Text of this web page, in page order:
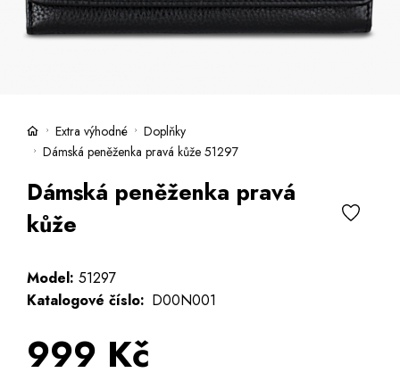
Extra výhodné
Doplňky
Dámská peněženka pravá kůže 51297
Dámská peněženka pravá
kůže
Model: 51297
Katalogové číslo: D00N001
999 Kč